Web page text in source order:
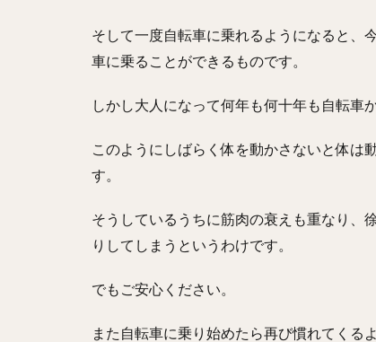
そして一度自転車に乗れるようになると、
車に乗ることができるものです。
しかし大人になって何年も何十年も自転車
このようにしばらく体を動かさないと体は
す。
そうしているうちに筋肉の衰えも重なり、
りしてしまうというわけです。
でもご安心ください。
また自転車に乗り始めたら再び慣れてくる